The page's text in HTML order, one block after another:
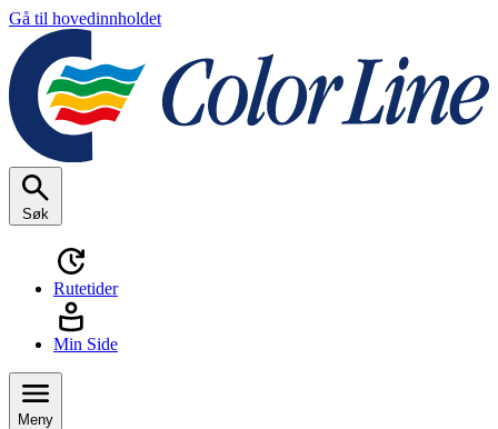
Gå til hovedinnholdet
Søk
Rutetider
Min Side
Meny